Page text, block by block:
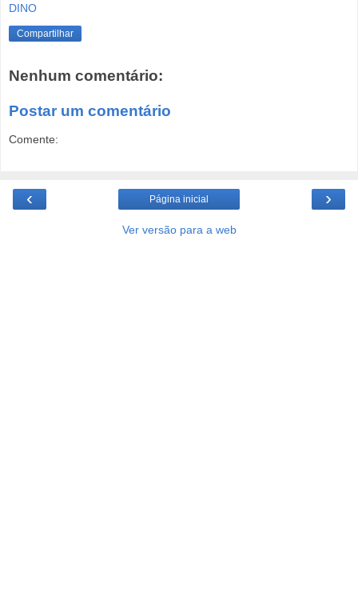
DINO
Compartilhar
Nenhum comentário:
Postar um comentário
Comente:
‹ ›
Página inicial
Ver versão para a web